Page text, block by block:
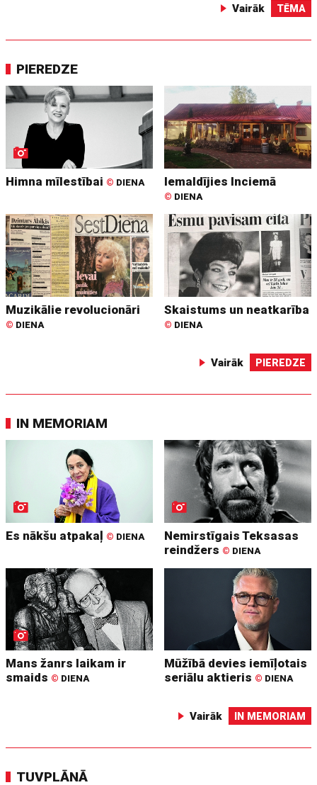
Vairāk TĒMA
PIEREDZE
Himna mīlestībai © DIENA Iemaldījies Inciemā
© DIENA
Muzikālie revolucionāri
© DIENA
Skaistums un neatkarība
© DIENA
Vairāk PIEREDZE
IN MEMORIAM
Es nākšu atpakaļ © DIENA
Nemirstīgais Teksasas
reindžers © DIENA
Mans žanrs laikam ir
smaids © DIENA
Mūžībā devies iemīļotais
seriālu aktieris © DIENA
Vairāk IN MEMORIAM
TUVPLĀNĀ